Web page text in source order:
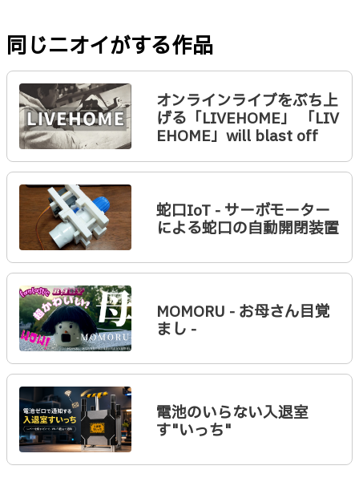
同じニオイがする作品
オンラインライブをぶち上
げる「LIVEHOME」 「LIV
EHOME」will blast off
蛇口IoT - サーボモーター
による蛇口の自動開閉装置
MOMORU - お母さん目覚
まし -
電池のいらない入退室
す"いっち"